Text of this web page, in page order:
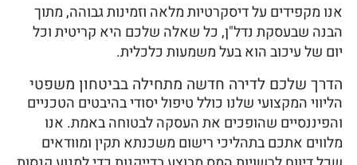
אנו מקפידים על דיסקרטיות מלאה וזמינות גבוהה, מתוך
הבנה שבעסקת נדל"ן, כל שאלה שלכם היא קריטית וכל
יום של עיכוב הוא בעל משמעות כלכלית.
הדרך שלכם לדירה חדשה מתחילה בביטחון משפטי
הליווי המקצועי שלנו כולל טיפול יסודי בהיבטים הטכניים
והפיננסיים שהופכים את העסקה לבטוחה באמת. אנו
מלווים אתכם בתהליכי רישום משכנתא תקין ומוודאים